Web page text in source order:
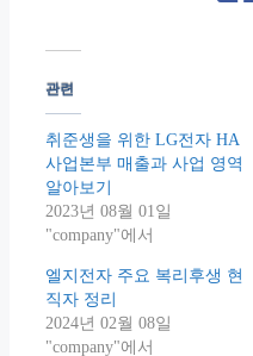
관련
취준생을 위한 LG전자 HA
사업본부 매출과 사업 영역
알아보기
2023년 08월 01일
"company"에서
엘지전자 주요 복리후생 현
직자 정리
2024년 02월 08일
"company"에서